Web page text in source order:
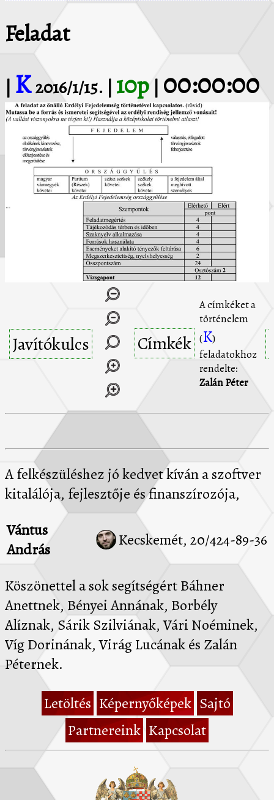
Feladat
| K2016/1/15. | 10p | 00:00:00
Javítókulcs Címkék
A címkéket a
történelem
(K)
feladatokhoz
rendelte:
Zalán Péter
A felkészüléshez jó kedvet kíván a szoftver
kitalálója, fejlesztője és finanszírozója,
Vántus
András
Kecskemét, 20/424-89-36
Köszönettel a sok segítségért Báhner
Anettnek, Bényei Annának, Borbély
Alíznak, Sárik Szilviának, Vári Noéminek,
Víg Dorinának, Virág Lucának és Zalán
Péternek.
Letöltés Képernyőképek Sajtó
Partnereink Kapcsolat